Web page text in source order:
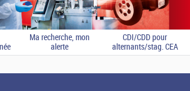
Ma recherche, mon
alerte
CDI/CDD pour
alternants/stag. CEA